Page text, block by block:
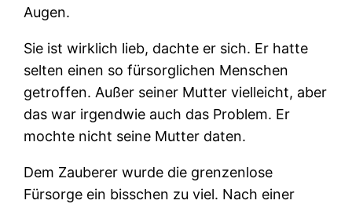
Augen.
Sie ist wirklich lieb, dachte er sich. Er hatte
selten einen so fürsorglichen Menschen
getroffen. Außer seiner Mutter vielleicht, aber
das war irgendwie auch das Problem. Er
mochte nicht seine Mutter daten.
Dem Zauberer wurde die grenzenlose
Fürsorge ein bisschen zu viel. Nach einer